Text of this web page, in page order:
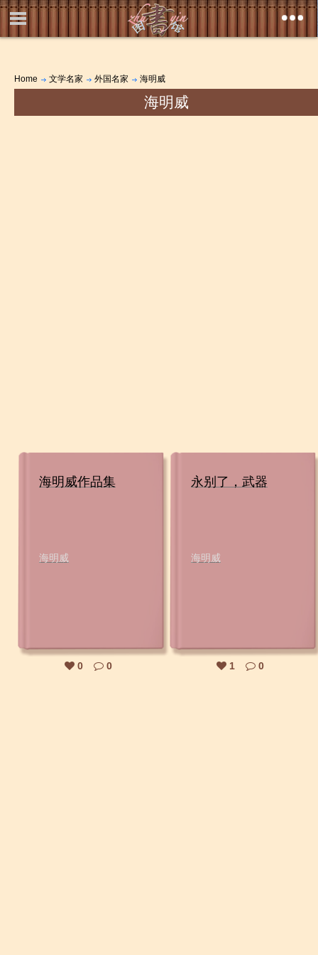
Home 文学名家 外国名家 海明威
海明威
海明威作品集
海明威
0 0
永别了，武器
海明威
1 0